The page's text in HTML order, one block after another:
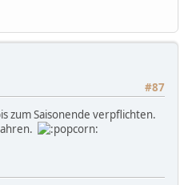
#87
zum Saisonende verpflichten.